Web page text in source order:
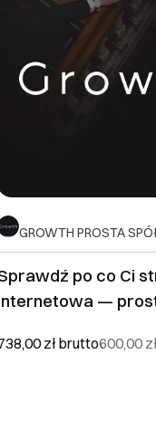
GROWTH PROSTA
po co Ci
—
złbrutto600,00